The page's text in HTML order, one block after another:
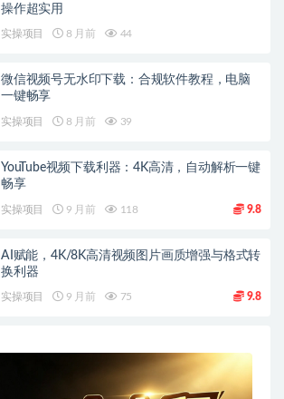
操作超实用
实操项目 8 月前 44
微信视频号无水印下载：合规软件教程，电脑
一键畅享
实操项目 8 月前 39
YouTube视频下载利器：4K高清，自动解析一键
畅享
实操项目 9 月前 118 9.8
AI赋能，4K/8K高清视频图片画质增强与格式转
换利器
实操项目 9 月前 75 9.8